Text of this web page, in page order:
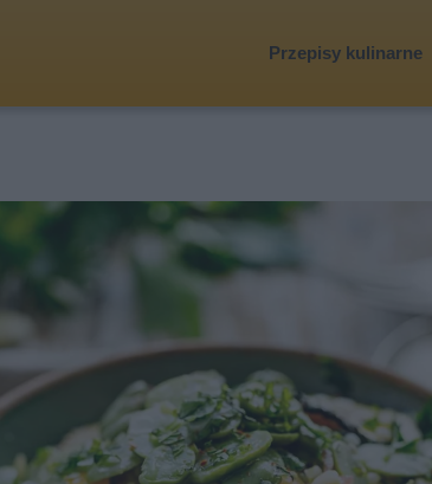
Przepisy kulinarne